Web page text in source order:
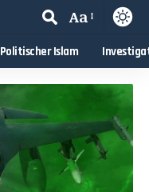
Aa
Politischer Islam